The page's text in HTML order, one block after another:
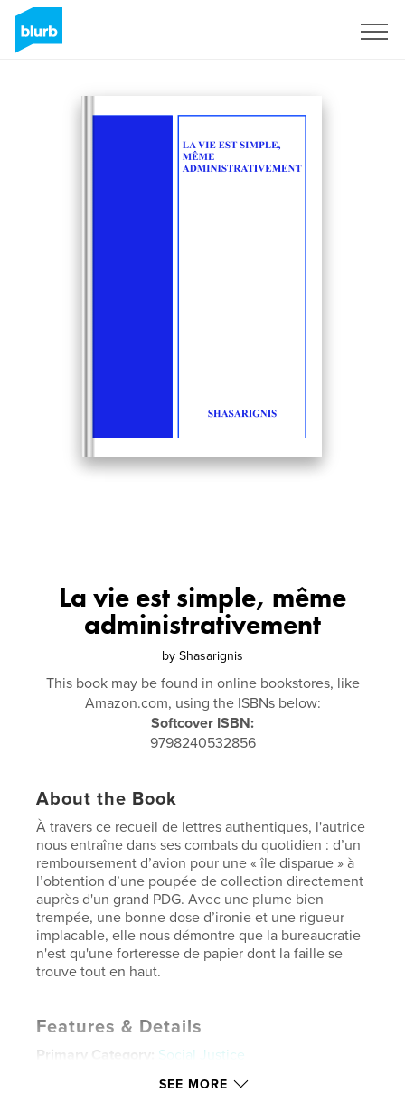
La vie est simple, même
administrativement
by Shasarignis
This book may be found in online bookstores, like
Amazon.com, using the ISBNs below:
Softcover ISBN:
9798240532856
About the Book
À travers ce recueil de lettres authentiques, l'autrice
nous entraîne dans ses combats du quotidien : d’un
remboursement d’avion pour une « île disparue » à
l’obtention d’une poupée de collection directement
auprès d'un grand PDG. Avec une plume bien
trempée, une bonne dose d’ironie et une rigueur
implacable, elle nous démontre que la bureaucratie
n'est qu'une forteresse de papier dont la faille se
trouve tout en haut.
Features & Details
Primary Category:
Social Justice
Additional Categories Business & Economics
SEE MORE